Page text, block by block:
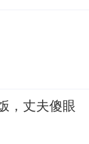
，丈夫傻眼